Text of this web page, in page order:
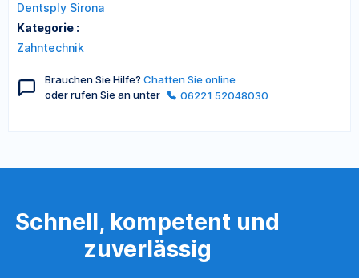
Dentsply Sirona
Kategorie :
Zahntechnik
Brauchen Sie Hilfe? Chatten Sie online
oder rufen Sie an unter
06221 52048030
Schnell, kompetent und
zuverlässig